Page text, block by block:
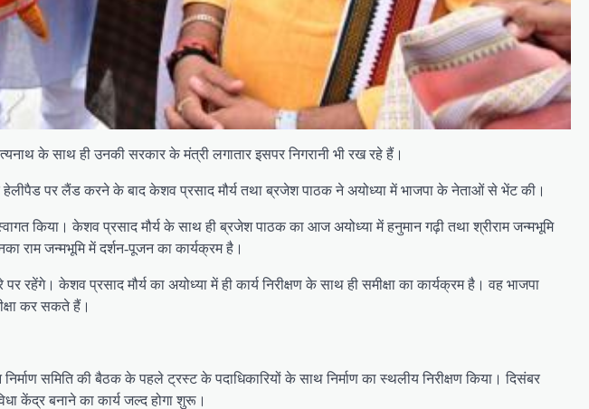
के साथ ही उनकी सरकार के मंत्री लगातार इसपर निगरानी भी रख रहे हैं।
पर लैंड करने के बाद केशव प्रसाद मौर्य तथा ब्रजेश पाठक ने अयोध्या में भाजपा के नेताओं से भेंट की।
किया। केशव प्रसाद मौर्य के साथ ही ब्रजेश पाठक का आज अयोध्या में हनुमान गढ़ी तथा श्रीराम जन्मभूमि
राम जन्मभूमि में दर्शन-पूजन का कार्यक्रम है।
केशव प्रसाद मौर्य का अयोध्या में ही कार्य निरीक्षण के साथ ही समीक्षा का कार्यक्रम है। वह भाजपा
कर सकते हैं।
समिति की बैठक के पहले ट्रस्ट के पदाधिकारियों के साथ निर्माण का स्थलीय निरीक्षण किया। दिसंबर
केंद्र बनाने का कार्य जल्द होगा शुरू।